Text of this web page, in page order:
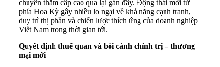
chuyến thăm cấp cao qua lại gần đây. Động thái mới từ
phía Hoa Kỳ gây nhiều lo ngại về khả năng cạnh tranh,
duy trì thị phần và chiến lược thích ứng của doanh nghiệp
Việt Nam trong thời gian tới.
Quyết định thuế quan và bối cảnh chính trị – thương
mại mới